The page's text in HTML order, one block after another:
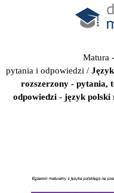
Matura
pytania i odpowiedzi /
rozszerzony - pytania,
odpowiedzi - język